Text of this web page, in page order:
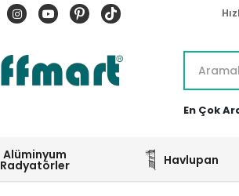
En Çok
Alüminyum
Radyatörler Havlupan